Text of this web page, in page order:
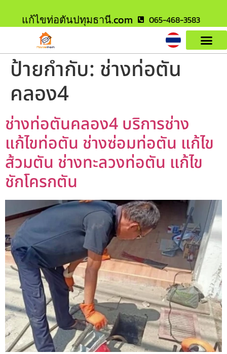
แก้ไขท่อตันปทุมธานี.com 065-468-3583
ป้ายกำกับ: ช่างท่อตัน
คลอง4
ช่างท่อตันคลอง4 บริการช่าง
แก้ไขท่อตัน ช่างซ่อมท่อตัน แก้ไข
ส้วมตัน ช่างทะลวงท่อตัน แก้ไข
ชักโครกตัน